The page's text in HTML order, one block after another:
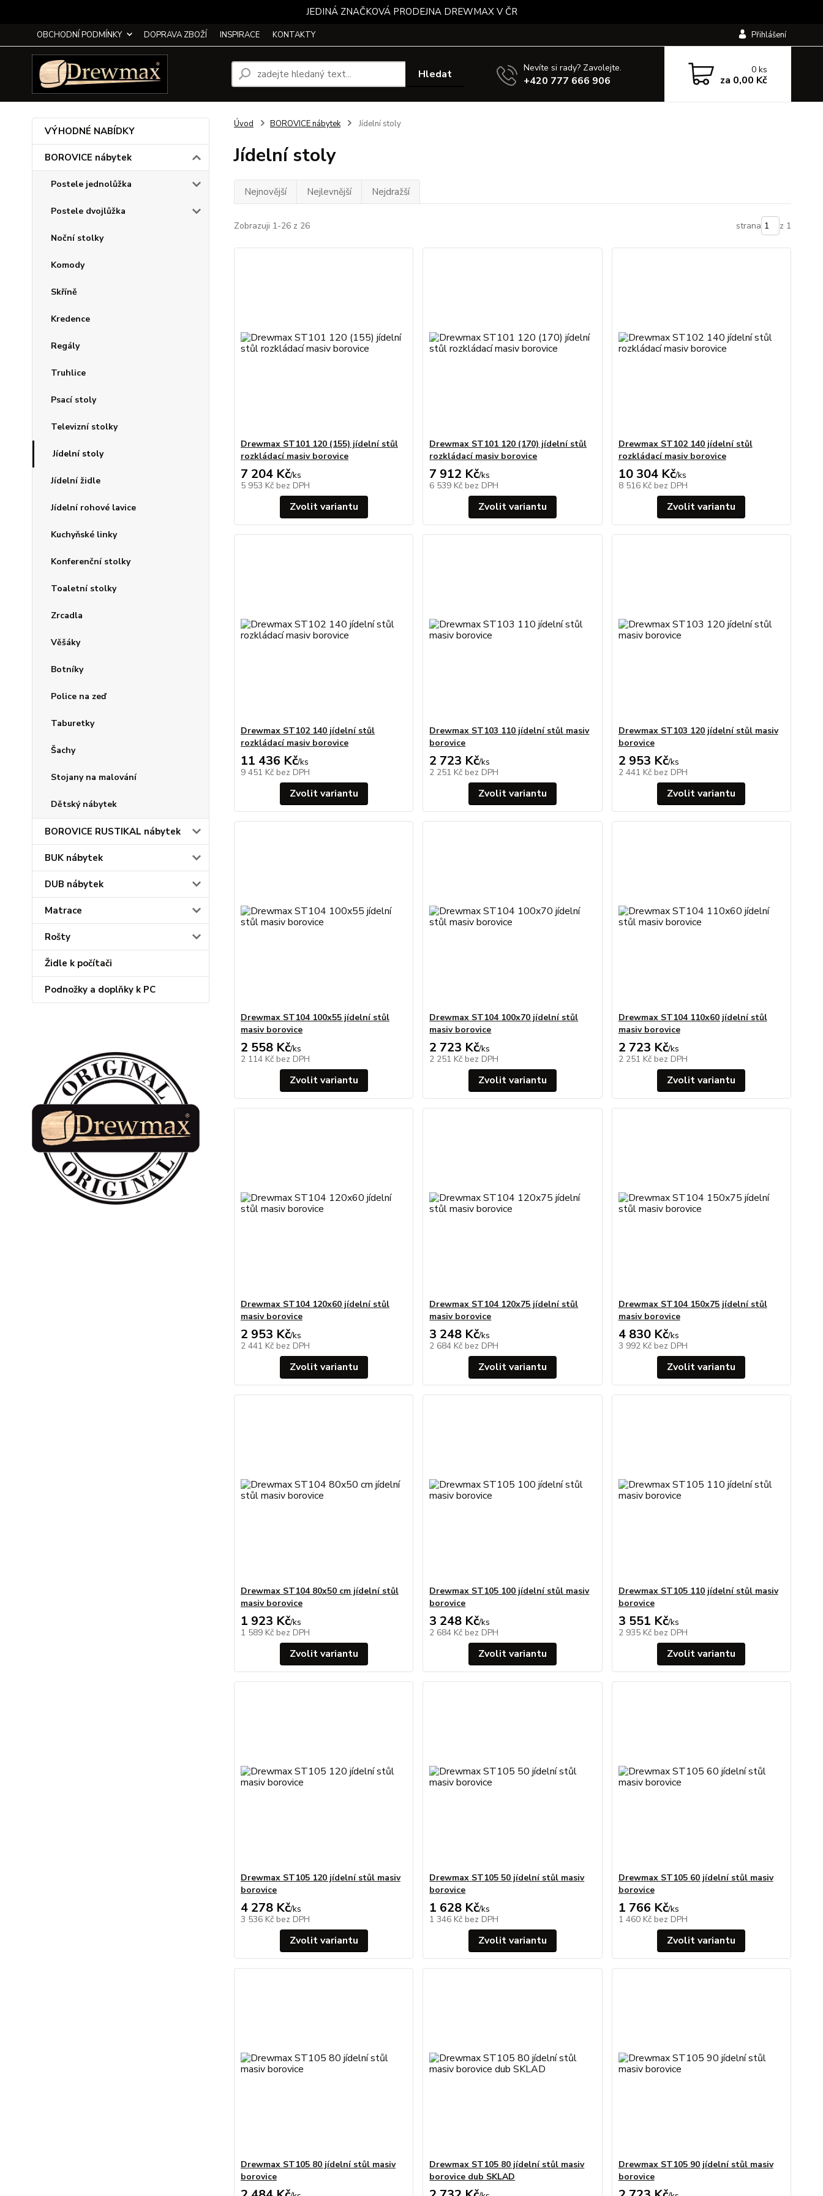
JEDINÁ ZNAČKOVÁ PRODEJNA DREWMAX V ČR
OBCHODNÍ PODMÍNKY DOPRAVA ZBOŽÍ INSPIRACE KONTAKTY Přihlášení
Hledat Nevíte si rady? Zavolejte.
+420 777 666 906
0ks
za 0,00 Kč
VÝHODNÉ NABÍDKY
BOROVICE nábytek
Postele jednolůžka
Postele dvojlůžka
Noční stolky
Komody
Skříně
Kredence
Regály
Truhlice
Psací stoly
Televizní stolky
Jídelní stoly
Jídelní židle
Jídelní rohové lavice
Kuchyňské linky
Konferenční stolky
Toaletní stolky
Zrcadla
Věšáky
Botníky
Police na zeď
Taburetky
Šachy
Stojany na malování
Dětský nábytek
BOROVICE RUSTIKAL nábytek
BUK nábytek
DUB nábytek
Matrace
Rošty
Židle k počítači
Podnožky a doplňky k PC
Úvod BOROVICE nábytek Jídelní stoly
Jídelní stoly
Nejnovější Nejlevnější Nejdražší
Zobrazuji 1-26 z 26 strana z 1
Drewmax ST101 120 (155) jídelní stůl
rozkládací masiv borovice
7 204 Kč/ks
5 953 Kč bez DPH
Zvolit variantu
Drewmax ST101 120 (170) jídelní stůl
rozkládací masiv borovice
7 912 Kč/ks
6 539 Kč bez DPH
Zvolit variantu
Drewmax ST102 140 jídelní stůl
rozkládací masiv borovice
10 304 Kč/ks
8 516 Kč bez DPH
Zvolit variantu
Drewmax ST102 140 jídelní stůl
rozkládací masiv borovice
11 436 Kč/ks
9 451 Kč bez DPH
Zvolit variantu
Drewmax ST103 110 jídelní stůl masiv
borovice
2 723 Kč/ks
2 251 Kč bez DPH
Zvolit variantu
Drewmax ST103 120 jídelní stůl masiv
borovice
2 953 Kč/ks
2 441 Kč bez DPH
Zvolit variantu
Drewmax ST104 100x55 jídelní stůl
masiv borovice
2 558 Kč/ks
2 114 Kč bez DPH
Zvolit variantu
Drewmax ST104 100x70 jídelní stůl
masiv borovice
2 723 Kč/ks
2 251 Kč bez DPH
Zvolit variantu
Drewmax ST104 110x60 jídelní stůl
masiv borovice
2 723 Kč/ks
2 251 Kč bez DPH
Zvolit variantu
Drewmax ST104 120x60 jídelní stůl
masiv borovice
2 953 Kč/ks
2 441 Kč bez DPH
Zvolit variantu
Drewmax ST104 120x75 jídelní stůl
masiv borovice
3 248 Kč/ks
2 684 Kč bez DPH
Zvolit variantu
Drewmax ST104 150x75 jídelní stůl
masiv borovice
4 830 Kč/ks
3 992 Kč bez DPH
Zvolit variantu
Drewmax ST104 80x50 cm jídelní stůl
masiv borovice
1 923 Kč/ks
1 589 Kč bez DPH
Zvolit variantu
Drewmax ST105 100 jídelní stůl masiv
borovice
3 248 Kč/ks
2 684 Kč bez DPH
Zvolit variantu
Drewmax ST105 110 jídelní stůl masiv
borovice
3 551 Kč/ks
2 935 Kč bez DPH
Zvolit variantu
Drewmax ST105 120 jídelní stůl masiv
borovice
4 278 Kč/ks
3 536 Kč bez DPH
Zvolit variantu
Drewmax ST105 50 jídelní stůl masiv
borovice
1 628 Kč/ks
1 346 Kč bez DPH
Zvolit variantu
Drewmax ST105 60 jídelní stůl masiv
borovice
1 766 Kč/ks
1 460 Kč bez DPH
Zvolit variantu
Drewmax ST105 80 jídelní stůl masiv
borovice
Drewmax ST105 80 jídelní stůl masiv
borovice dub SKLAD
Drewmax ST105 90 jídelní stůl masiv
borovice